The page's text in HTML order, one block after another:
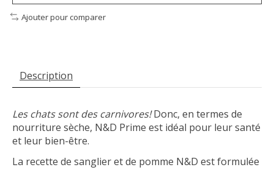
Ajouter pour comparer
Description
Les chats sont des carnivores!Donc, en termes de
nourriture sèche, N&D Prime est idéal pour leur santé
et leur bien-être.
La recette de sanglier et de pomme N&D est formulée